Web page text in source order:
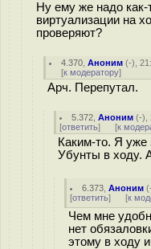
Ну ему же надо как-
виртуализации на
проверяют?
4.370 ,Аноним (-),
[к модератору]
Арч. Перепутал.
5.372 ,Аноним (-),
[ответить] [к
Каким-то. Я уже
Убунты в ходу.
6.373 ,Аноним (
[ответить] [к
Чем мне
нет
этому в ходу